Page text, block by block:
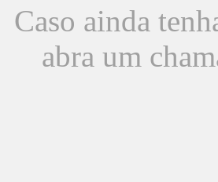
Caso ainda
abra um